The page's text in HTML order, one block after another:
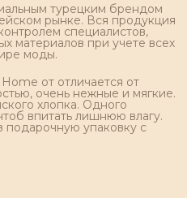
турецким брендом
рынке. Вся продукция
специалистов,
материалов при учете всех
моды.
от отличается от
очень нежные и мягкие.
хлопка. Одного
впитать лишнюю влагу.
упаковку с